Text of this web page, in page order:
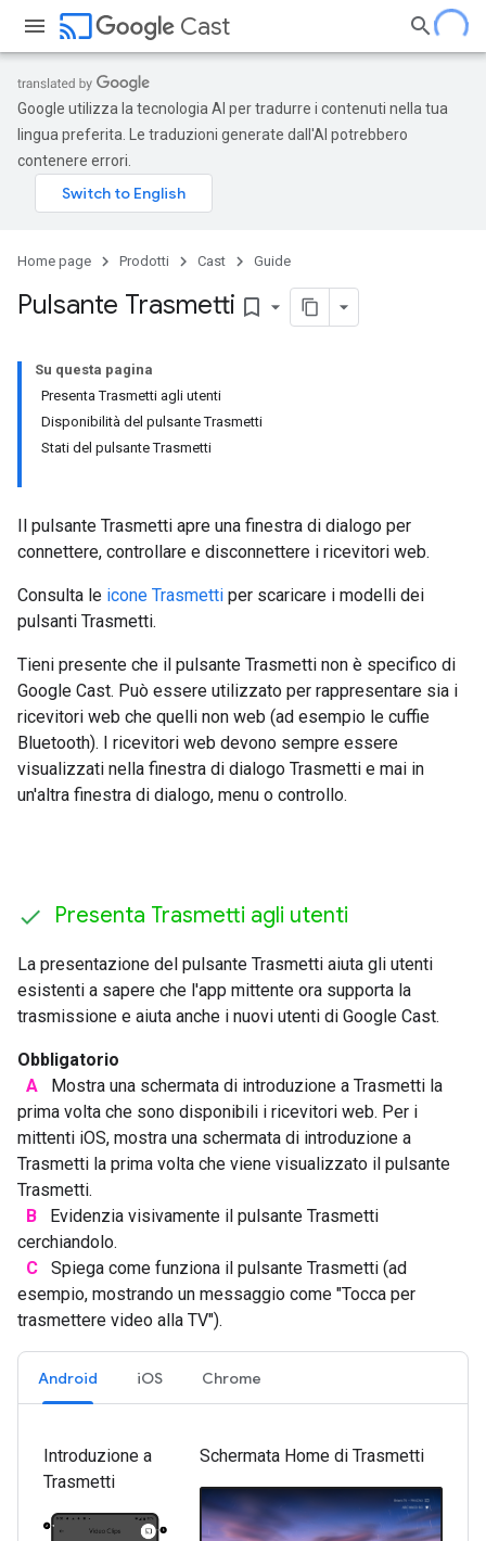
cast Cast
Google utilizza la tecnologia AI per tradurre i contenuti nella tua
lingua preferita. Le traduzioni generate dall'AI potrebbero
contenere errori.
Home page Prodotti Cast Guide
Pulsante Trasmetti bookmark_border
Su questa pagina
Presenta Trasmetti agli utenti
Disponibilità del pulsante Trasmetti
Stati del pulsante Trasmetti
Il pulsante Trasmetti apre una finestra di dialogo per
connettere, controllare e disconnettere i ricevitori web.
Consulta le icone Trasmetti per scaricare i modelli dei
pulsanti Trasmetti.
Tieni presente che il pulsante Trasmetti non è specifico di
Google Cast. Può essere utilizzato per rappresentare sia i
ricevitori web che quelli non web (ad esempio le cuffie
Bluetooth). I ricevitori web devono sempre essere
visualizzati nella finestra di dialogo Trasmetti e mai in
un'altra finestra di dialogo, menu o controllo.
Presenta Trasmetti agli utenti
La presentazione del pulsante Trasmetti aiuta gli utenti
esistenti a sapere che l'app mittente ora supporta la
trasmissione e aiuta anche i nuovi utenti di Google Cast.
Obbligatorio
A
Mostra una schermata di introduzione a Trasmetti la
prima volta che sono disponibili i ricevitori web. Per i
mittenti iOS, mostra una schermata di introduzione a
Trasmetti la prima volta che viene visualizzato il pulsante
Trasmetti.
B
Evidenzia visivamente il pulsante Trasmetti
cerchiandolo.
C
Spiega come funziona il pulsante Trasmetti (ad
esempio, mostrando un messaggio come "Tocca per
trasmettere video alla TV").
Android iOS Chrome
Introduzione a
Trasmetti
Schermata Home di Trasmetti